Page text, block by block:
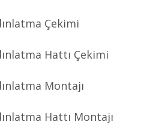
Çekimi
Hattı Çekimi
Montajı
Hattı Montajı